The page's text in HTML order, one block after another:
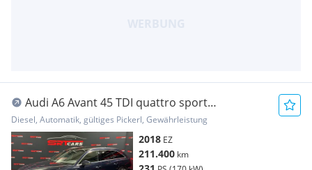
Audi A6 Avant 45 TDI quattro sport
*Sline*Digitaltac...
Diesel, Automatik, gültiges Pickerl, Gewährleistung
2018 EZ
211.400 km